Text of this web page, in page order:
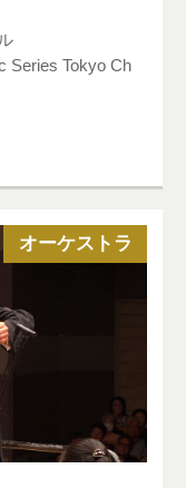
Series Tokyo Ch
オーケストラ